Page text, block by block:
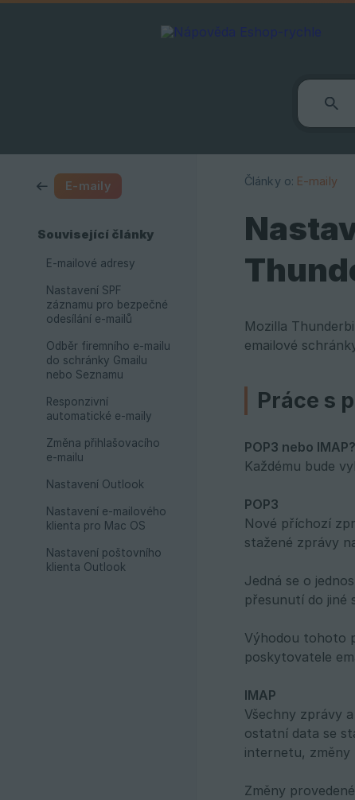
E-maily
Související články
E-mailové adresy
Nastavení SPF
záznamu pro bezpečné
odesílání e-mailů
Odběr firemního e-mailu
do schránky Gmailu
nebo Seznamu
Responzivní
automatické e-maily
Změna přihlašovacího
e-mailu
Nastavení Outlook
Nastavení e-mailového
klienta pro Mac OS
Nastavení poštovního
klienta Outlook
Články o: E-maily
Mozilla
emailové
Práce s
POP3 nebo IMAP?
Každému bude
POP3
Nové příchozí
stažené zprávy
Jedná se o
přesunutí do jiné
Výhodou tohoto
poskytovatele
IMAP
Všechny zprávy
ostatní data se
internetu, změny
Změny